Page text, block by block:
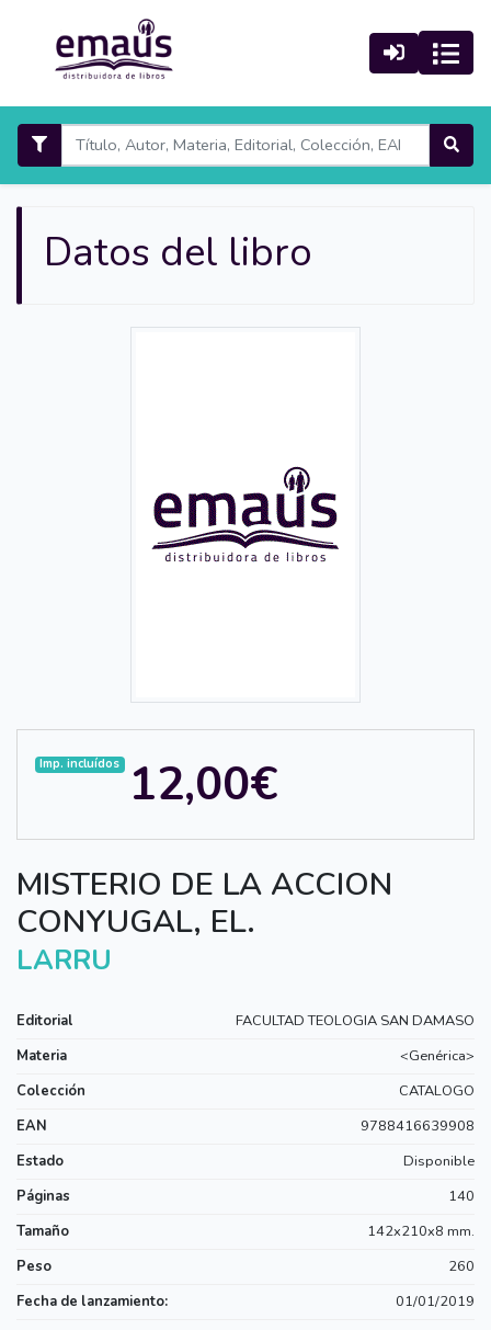
Datos del libro
MISTERIO DE LA ACCION
CONYUGAL, EL.
LARRU
Editorial
FACULTAD TEOLOGIA SAN DAMASO
Materia
<Genérica>
Colección
CATALOGO
EAN
9788416639908
Estado
Disponible
Páginas
140
Tamaño
142x210x8 mm.
Peso
260
Fecha de lanzamiento:
01/01/2019
Imp. incluídos 12,00€